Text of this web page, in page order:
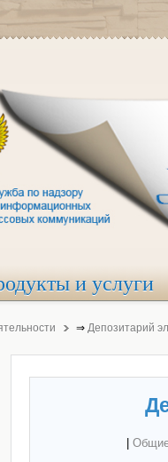
и услуги
⇒ Депозитарий